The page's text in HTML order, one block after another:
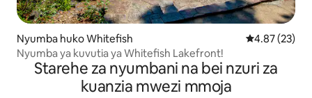
Nyumba huko Whitefish Ukadiriaji wa
4.87 (23)
Nyumba ya kuvutia ya Whitefish Lakefront!
Starehe za nyumbani na bei nzuri za
kuanzia mwezi mmoja